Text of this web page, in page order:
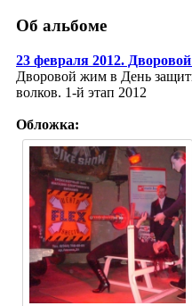
Об альбоме
23 февраля 2012.
Дворовой жим в День
волков. 1-й этап 2012
Обложка: